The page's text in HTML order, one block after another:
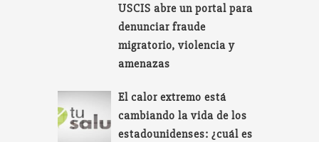
USCIS abre un portal para
denunciar fraude
migratorio, violencia y
amenazas
El calor extremo está
cambiando la vida de los
estadounidenses: ¿cuál es